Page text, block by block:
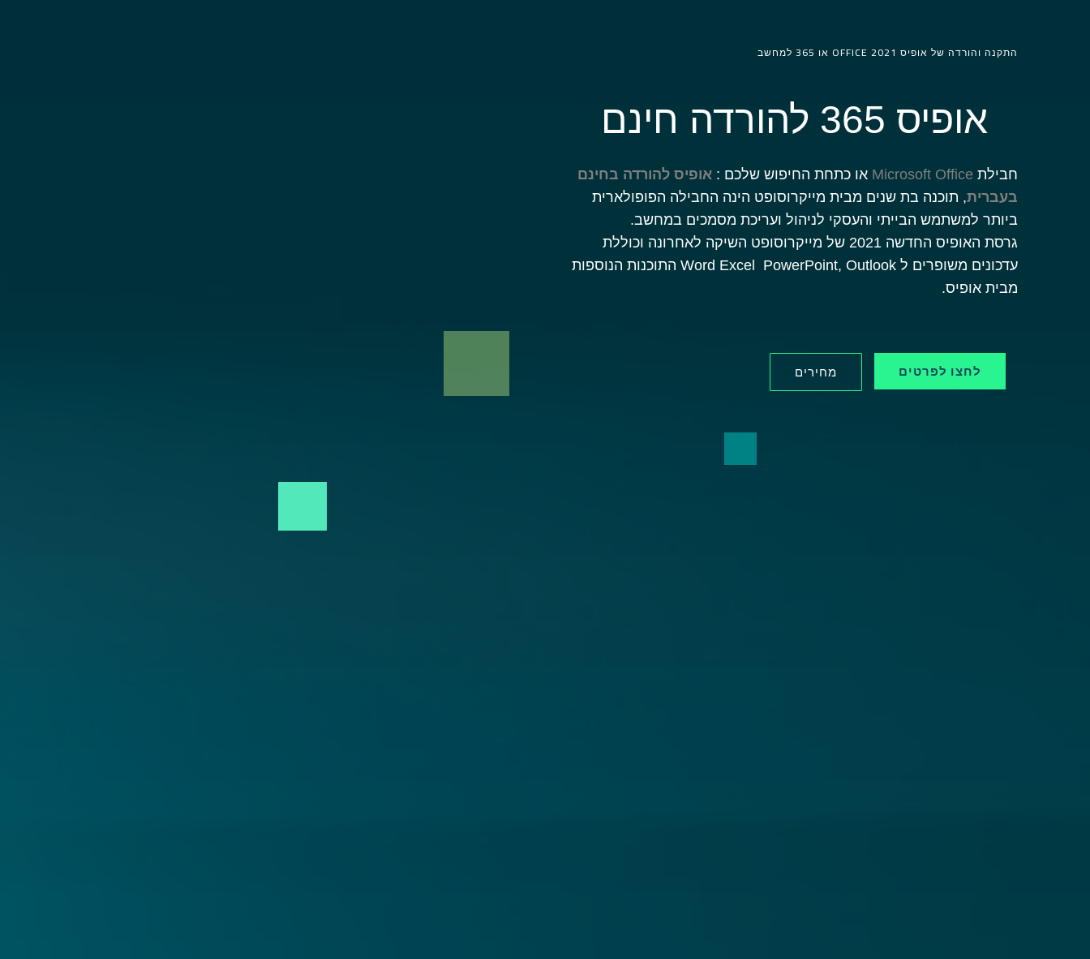
התקנה והורדה של אופיס 2021 OFFICE או 365 למחשב
אופיס 365 להורדה חינם
חבילת Microsoft Office או כתחת החיפוש שלכם :אופיס להורדה בחינם
בעברית, תוכנה בת שנים מבית מייקרוסופט הינה החבילה הפופולארית
ביותר למשתמש הבייתי והעסקי לניהול ועריכת מסמכים במחשב.
גרסת האופיס החדשה 2021 של מייקרוסופט השיקה לאחרונה וכוללת
עדכונים משופרים ל Word Excel PowerPoint, Outlook התוכנות הנוספות
מבית אופיס.
לחצו לפרטים מחירים